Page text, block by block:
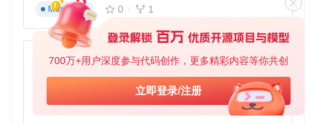
700万+用户深度参与代码创作，更多精彩内容等你共创
立即登录/注册
核心收获
离心率是控制曲线类型的关键参数
椭圆的形状由长半轴和短半轴共同决定
所有圆锥曲线可以通过统一的二次方程描述
实践案例：如何用Python创建交互式圆锥曲线
演示？
Markdown
0 1
py-xiaozhi
基于Python的Xiaozhi AI，适用于想要完整Xiaozhi体验而无需拥有专用硬件的用户。
Python
0 1